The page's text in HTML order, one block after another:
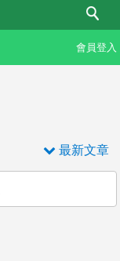
會員登入
最新文章